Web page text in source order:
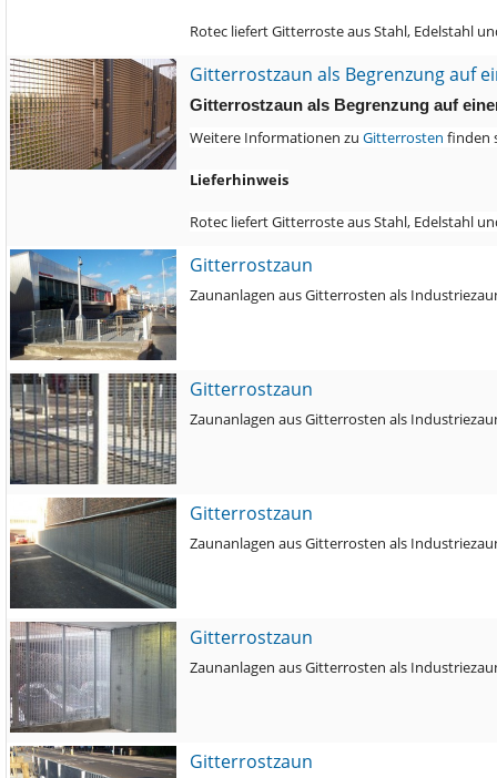
Rotec liefert Gitterroste aus Stahl, Edelstahl
Gitterrostzaun als Begrenzung auf
Gitterrostzaun als Begrenzung auf
Weitere Informationen zu Gitterrosten finden
Lieferhinweis
Rotec liefert Gitterroste aus Stahl, Edelstahl
Gitterrostzaun
Zaunanlagen aus Gitterrosten als
Gitterrostzaun
Zaunanlagen aus Gitterrosten als
Gitterrostzaun
Zaunanlagen aus Gitterrosten als
Gitterrostzaun
Zaunanlagen aus Gitterrosten als
Gitterrostzaun